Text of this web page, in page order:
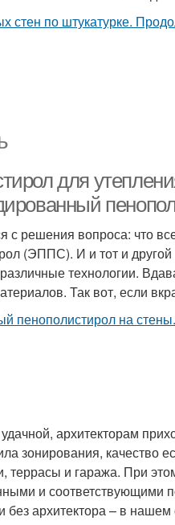
для
решения вопроса: что
(ЭППС). И и тот и другой
технологии.
Так вот, если
архитекторам
зонирования, качество
террасы и гаража. При
и соответствующими
архитектора – в